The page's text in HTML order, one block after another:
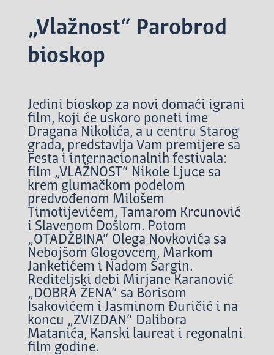
„Vlažnost“ Parobrod
bioskop
Jedini bioskop za novi domaći igrani
film, koji će uskoro poneti ime
Dragana Nikolića, a u centru Starog
grada, predstavlja Vam premijere sa
Festa i internacionalnih festivala:
film „VLAŽNOST“ Nikole Ljuce sa
krem glumačkom podelom
predvođenom Milošem
Timotijevićem, Tamarom Krcunović
i Slavenom Došlom. Potom
„OTADŽBINA“ Olega Novkovića sa
Nebojšom Glogovcem, Markom
Janketićem i Nadom Šargin.
Rediteljski debi Mirjane Karanović
„DOBRA ŽENA“ sa Borisom
Isakovićem i Jasminom Đuričić i na
koncu „ZVIZDAN“ Dalibora
Matanića, Kanski laureat i regonalni
film godine.